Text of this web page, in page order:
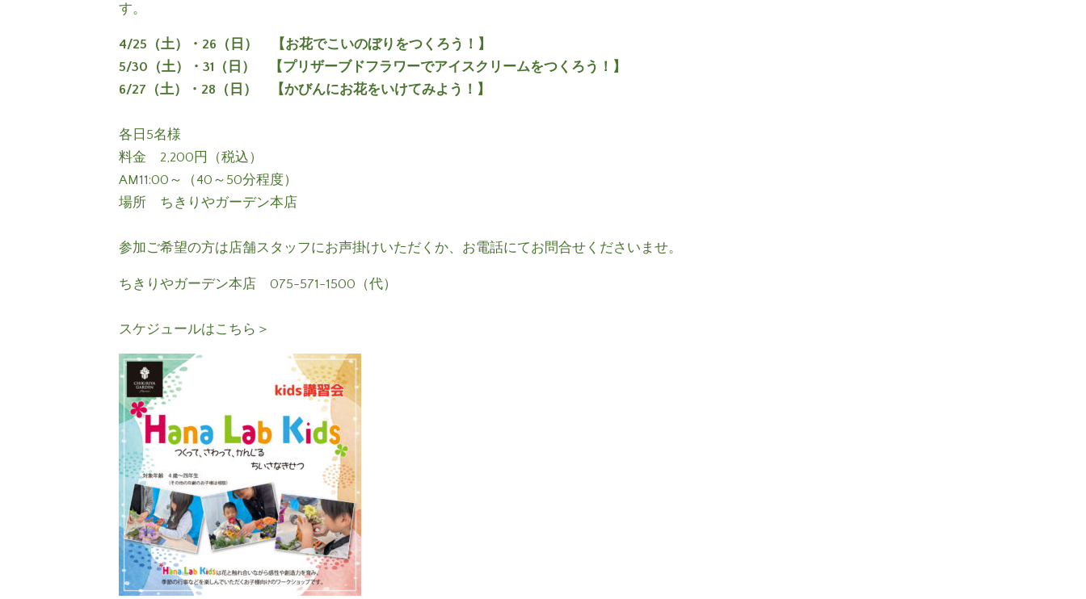
す。
4/25（土）・26（日） 【お花でこいのぼりをつくろう！】
5/30（土）・31（日） 【プリザーブドフラワーでアイスクリームをつくろう！】
6/27（土）・28（日） 【かびんにお花をいけてみよう！】
各日5名様
料金 2,200円（税込）
AM11:00～（40～50分程度）
場所 ちきりやガーデン本店
参加ご希望の方は店舗スタッフにお声掛けいただくか、お電話にてお問合せくださいませ。
ちきりやガーデン本店 075-571-1500（代）
スケジュールはこちら＞